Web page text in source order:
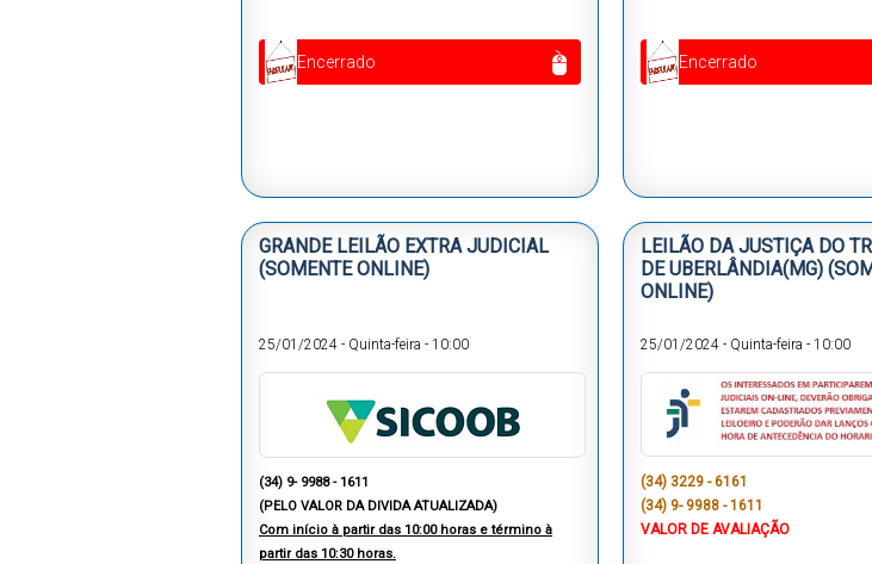
Encerrado Encerrado
GRANDE LEILÃO EXTRA JUDICIAL
(SOMENTE ONLINE)
25/01/2024 - Quinta-feira - 10:00
(34) 9- 9988 - 1611
(PELO VALOR DA DIVIDA ATUALIZADA)
Com início à partir das 10:00 horas e término à
partir das 10:30 horas.
LEILÃO DA JUSTIÇA DO
DE UBERLÂNDIA(MG)
ONLINE)
25/01/2024 - Quinta-feira - 10:00
(34) 3229 - 6161
(34) 9- 9988 - 1611
VALOR DE AVALIAÇÃO